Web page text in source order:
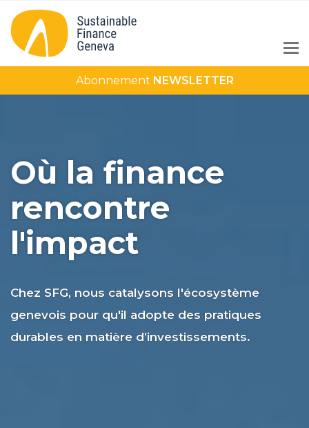
Abonnement NEWSLETTER
Où la finance
rencontre
l'impact
Chez SFG, nous catalysons l'écosystème
genevois pour qu'il adopte des pratiques
durables en matière d’investissements.